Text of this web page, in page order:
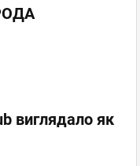
виглядало як